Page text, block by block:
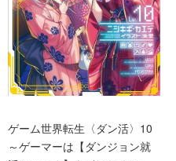
ゲーム世界転生〈ダン活〉10
～ゲーマーは【ダンジョン就